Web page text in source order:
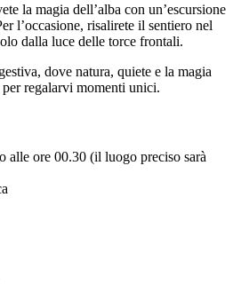
la magia dell’alba con un’escursione
l’occasione, risalirete il sentiero nel
dalla luce delle torce frontali.
dove natura, quiete e la magia
regalarvi momenti unici.
alle ore 00.30 (il luogo preciso sarà